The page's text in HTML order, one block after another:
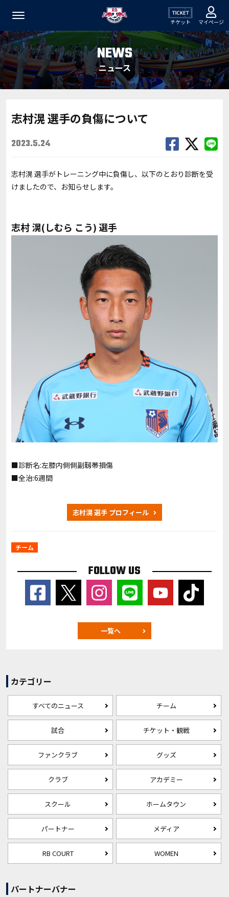
チケット マイページ
NEWS
ニュース
志村滉 選手の負傷について
2023.5.24
志村滉 選手がトレーニング中に負傷し、以下のとおり診断を受
けましたので、お知らせします。
志村 滉(しむら こう) 選手
■診断名:左膝内側側副靱帯損傷
■全治:6週間
志村滉 選手 プロフィール
チーム
FOLLOW US
一覧へ
カテゴリー
すべてのニュース チーム
試合 チケット・観戦
ファンクラブ グッズ
クラブ アカデミー
スクール ホームタウン
パートナー メディア
RB COURT WOMEN
パートナーバナー